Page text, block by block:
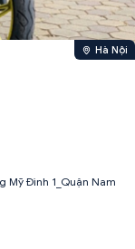
Hà Nội
Mỹ Đình 1_Quận Nam